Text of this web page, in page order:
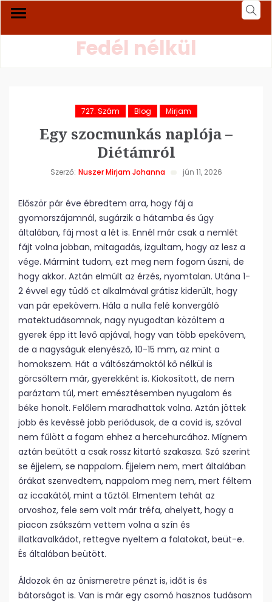
Fedél nélkül
727. Szám Blog Mirjam
Egy szocmunkás naplója –
Diétámról
Szerző: Nuszer Mirjam Johanna jún 11, 2026
Először pár éve ébredtem arra, hogy fáj a
gyomorszájamnál, sugárzik a hátamba és úgy
általában, fáj most a lét is. Ennél már csak a nemlét
fájt volna jobban, mitagadás, izgultam, hogy az lesz a
vége. Mármint tudom, ezt meg nem fogom úszni, de
hogy akkor. Aztán elmúlt az érzés, nyomtalan. Utána 1-
2 évvel egy tüdő ct alkalmával grátisz kiderült, hogy
van pár epekövem. Hála a nulla felé konvergáló
matektudásomnak, nagy nyugodtan közöltem a
gyerek épp itt levő apjával, hogy van több epekövem,
de a nagyságuk elenyésző, 10-15 mm, az mint a
homokszem. Hát a váltószámoktól kő nélkül is
görcsöltem már, gyerekként is. Kiokosított, de nem
paráztam túl, mert emésztésemben nyugalom és
béke honolt. Felőlem maradhattak volna. Aztán jöttek
jobb és kevéssé jobb periódusok, de a covid is, szóval
nem fűlött a fogam ehhez a hercehurcához. Mígnem
aztán beütött a csak rossz kitartó szakasza. Szó szerint
se éjjelem, se nappalom. Éjjelem nem, mert általában
órákat szenvedtem, nappalom meg nem, mert féltem
az iccakától, mint a tűztől. Elmentem tehát az
orvoshoz, fele sem volt már tréfa, ahelyett, hogy a
piacon zsákszám vettem volna a szín és
illatkavalkádot, rettegve nyeltem a falatokat, beüt-e.
És általában beütött.
Áldozok én az önismeretre pénzt is, időt is és
bátorságot is. Van is már egy csomó hasznos tudásom